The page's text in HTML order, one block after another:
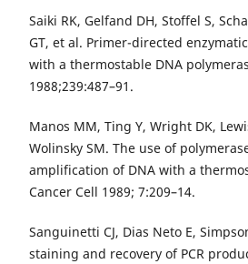
Saiki RK, Gelfand DH, Stoffel S,
GT, et al. Primer-directed
with a thermostable DNA
1988;239:487–91.
Manos MM, Ting Y, Wright DK,
Wolinsky SM. The use of
amplification of DNA with a
Cancer Cell 1989; 7:209–14.
Sanguinetti CJ, Dias Neto E,
staining and recovery of PCR